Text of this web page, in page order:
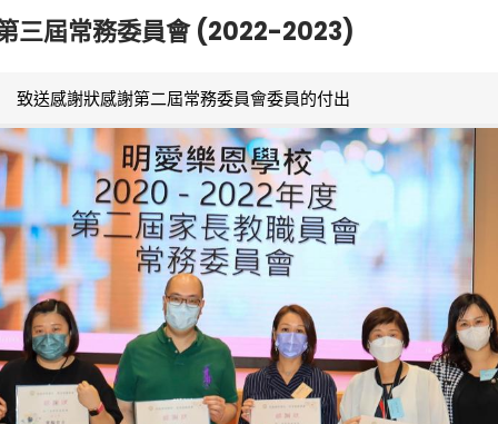
三屆常務委員會 (2022-2023)
致送感謝狀感謝第二屆常務委員會委員的付出